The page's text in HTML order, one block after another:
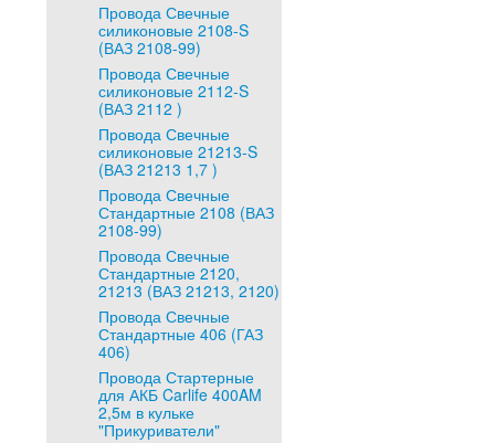
Провода Свечные
силиконовые 2108-S
(ВАЗ 2108-99)
Провода Свечные
силиконовые 2112-S
(ВАЗ 2112 )
Провода Свечные
силиконовые 21213-S
(ВАЗ 21213 1,7 )
Провода Свечные
Стандартные 2108 (ВАЗ
2108-99)
Провода Свечные
Стандартные 2120,
21213 (ВАЗ 21213, 2120)
Провода Свечные
Стандартные 406 (ГАЗ
406)
Провода Стартерные
для АКБ Carlife 400AM
2,5м в кульке
"Прикуриватели"